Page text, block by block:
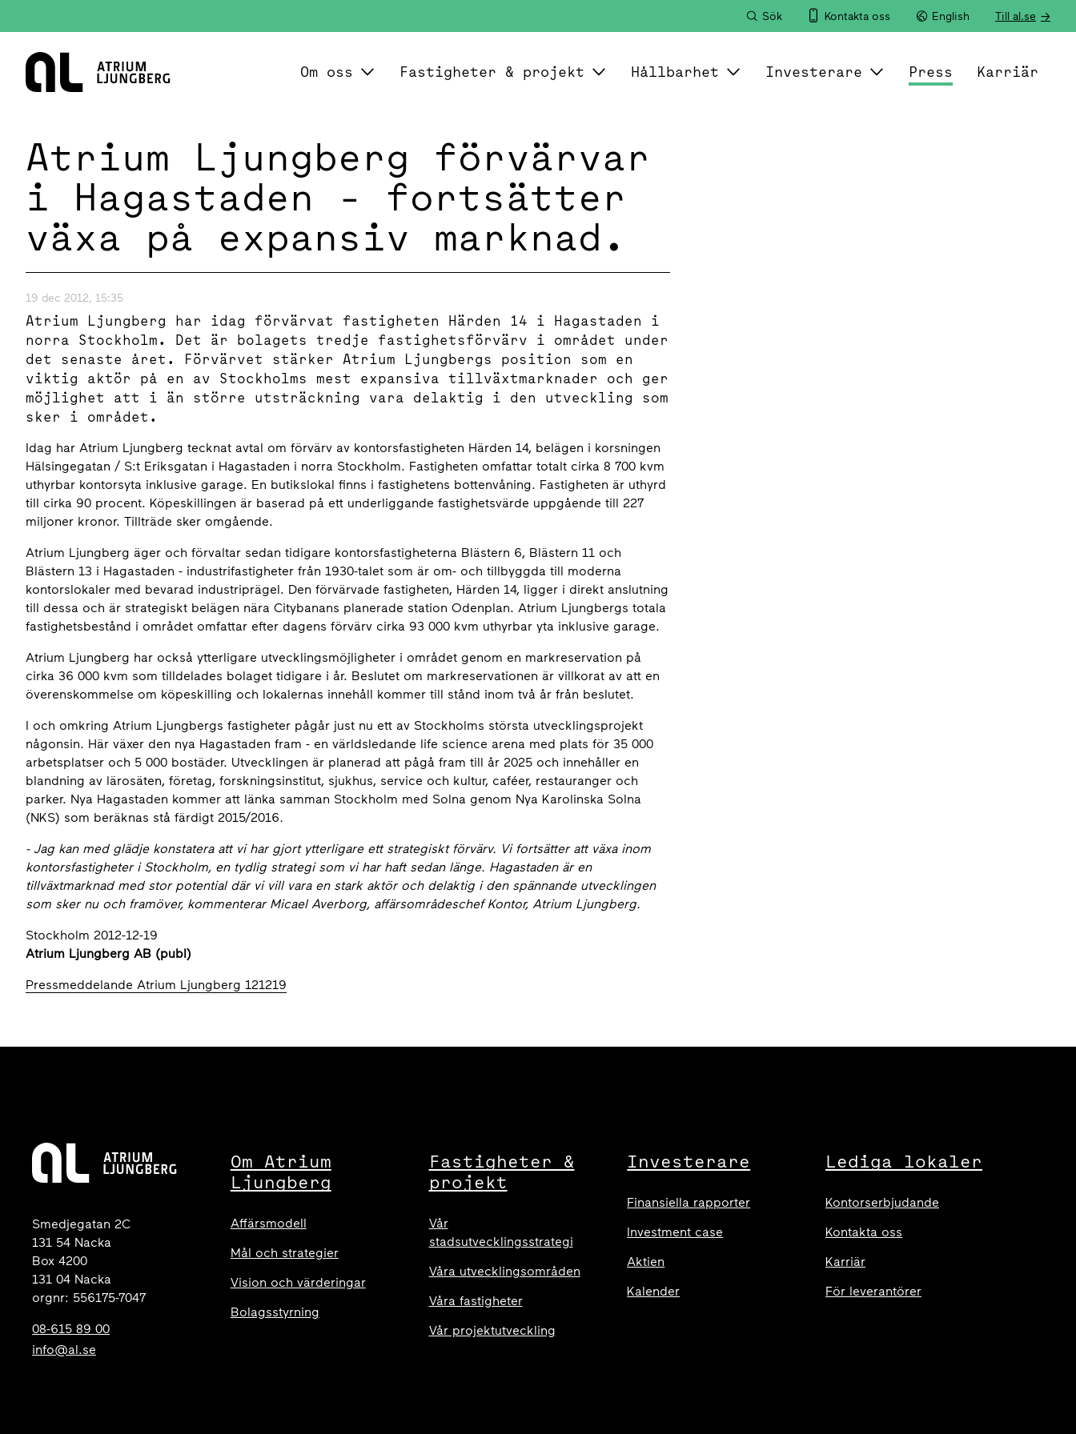
Sök Kontakta oss English Till al.se
Hem
Om oss Fastigheter & projekt Hållbarhet Investerare Press Karriär
Atrium Ljungberg förvärvar
i Hagastaden - fortsätter
växa på expansiv marknad.
19 dec 2012, 15:35
Atrium Ljungberg har idag förvärvat fastigheten Härden 14 i Hagastaden i
norra Stockholm. Det är bolagets tredje fastighetsförvärv i området under
det senaste året. Förvärvet stärker Atrium Ljungbergs position som en
viktig aktör på en av Stockholms mest expansiva tillväxtmarknader och ger
möjlighet att i än större utsträckning vara delaktig i den utveckling som
sker i området.
Idag har Atrium Ljungberg tecknat avtal om förvärv av kontorsfastigheten Härden 14, belägen i korsningen
Hälsingegatan / S:t Eriksgatan i Hagastaden i norra Stockholm. Fastigheten omfattar totalt cirka 8 700 kvm
uthyrbar kontorsyta inklusive garage. En butikslokal finns i fastighetens bottenvåning. Fastigheten är uthyrd
till cirka 90 procent. Köpeskillingen är baserad på ett underliggande fastighetsvärde uppgående till 227
miljoner kronor. Tillträde sker omgående.
Atrium Ljungberg äger och förvaltar sedan tidigare kontorsfastigheterna Blästern 6, Blästern 11 och
Blästern 13 i Hagastaden - industrifastigheter från 1930-talet som är om- och tillbyggda till moderna
kontorslokaler med bevarad industriprägel. Den förvärvade fastigheten, Härden 14, ligger i direkt anslutning
till dessa och är strategiskt belägen nära Citybanans planerade station Odenplan. Atrium Ljungbergs totala
fastighetsbestånd i området omfattar efter dagens förvärv cirka 93 000 kvm uthyrbar yta inklusive garage.
Atrium Ljungberg har också ytterligare utvecklingsmöjligheter i området genom en markreservation på
cirka 36 000 kvm som tilldelades bolaget tidigare i år. Beslutet om markreservationen är villkorat av att en
överenskommelse om köpeskilling och lokalernas innehåll kommer till stånd inom två år från beslutet.
I och omkring Atrium Ljungbergs fastigheter pågår just nu ett av Stockholms största utvecklingsprojekt
någonsin. Här växer den nya Hagastaden fram - en världsledande life science arena med plats för 35 000
arbetsplatser och 5 000 bostäder. Utvecklingen är planerad att pågå fram till år 2025 och innehåller en
blandning av lärosäten, företag, forskningsinstitut, sjukhus, service och kultur, caféer, restauranger och
parker. Nya Hagastaden kommer att länka samman Stockholm med Solna genom Nya Karolinska Solna
(NKS) som beräknas stå färdigt 2015/2016.
- Jag kan med glädje konstatera att vi har gjort ytterligare ett strategiskt förvärv. Vi fortsätter att växa inom
kontorsfastigheter i Stockholm, en tydlig strategi som vi har haft sedan länge. Hagastaden är en
tillväxtmarknad med stor potential där vi vill vara en stark aktör och delaktig i den spännande utvecklingen
som sker nu och framöver, kommenterar Micael Averborg, affärsområdeschef Kontor, Atrium Ljungberg.
Stockholm 2012-12-19
Atrium Ljungberg AB (publ)
Pressmeddelande Atrium Ljungberg 121219
Smedjegatan 2C
131 54 Nacka
Box 4200
131 04 Nacka
orgnr: 556175-7047
08-615 89 00
info@al.se
Om Atrium
Ljungberg
Affärsmodell
Mål och strategier
Vision och värderingar
Bolagsstyrning
Fastigheter &
projekt
Vår
stadsutvecklingsstrategi
Våra utvecklingsområden
Våra fastigheter
Vår projektutveckling
Investerare
Finansiella rapporter
Investment case
Aktien
Kalender
Lediga lokaler
Kontorserbjudande
Kontakta oss
Karriär
För leverantörer